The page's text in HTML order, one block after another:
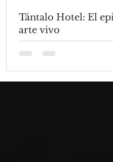
Tántalo Hotel: El
arte vivo